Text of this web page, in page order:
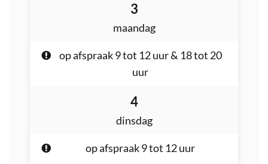
van
van
maandag
3
op afspraak9tot 12uur& 18tot 20
uur
dinsdag
4
op afspraak9tot 12uur